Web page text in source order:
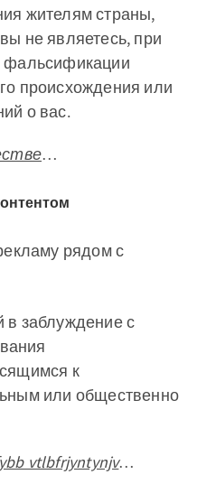
жителям страны,
не являетесь, при
фальсификации
происхождения или
о вас.
…
рядом с
в заблуждение с
к
или общественно
vtlbfrjyntynjv…